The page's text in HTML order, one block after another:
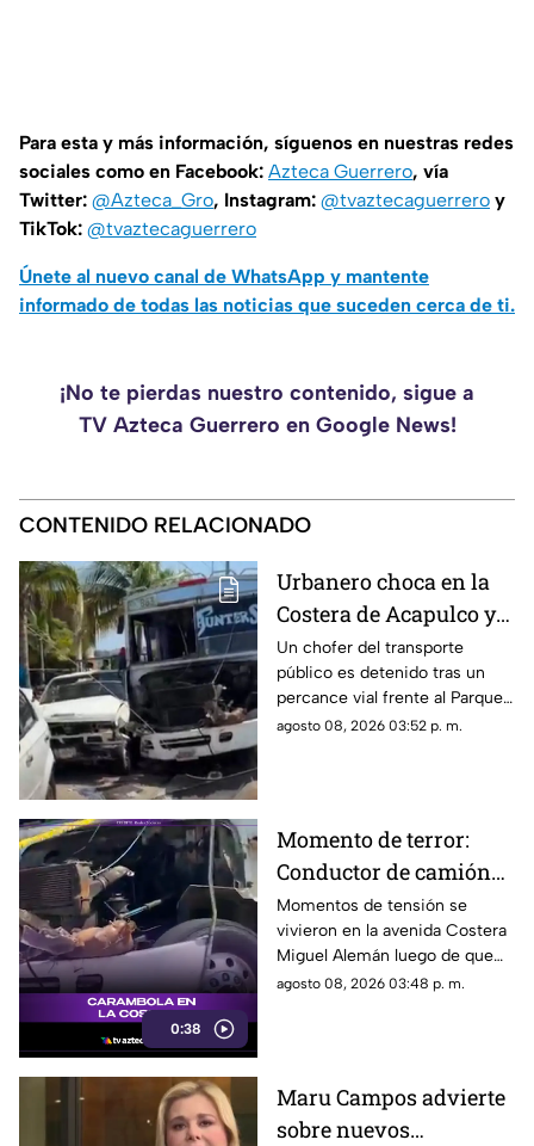
Para esta y más información, síguenos en nuestras redes
sociales como en Facebook: Azteca Guerrero, vía
Twitter: @Azteca_Gro, Instagram: @tvaztecaguerrero y
TikTok: @tvaztecaguerrero
Únete al nuevo canal de WhatsApp y mantente
informado de todas las noticias que suceden cerca de ti.
¡No te pierdas nuestro contenido, sigue a
TV Azteca Guerrero en Google News!
CONTENIDO RELACIONADO
Urbanero choca en la
Costera de Acapulco y
ocasiona severos
daños
Un chofer del transporte
público es detenido tras un
percance vial frente al Parque
de la Reina.
agosto 08, 2026 03:52 p. m.
0:38
Momento de terror:
Conductor de camión
urbano pierde el
control y choca contra
autos en plena Costera
Miguel Alemán
Momentos de tensión se
vivieron en la avenida Costera
Miguel Alemán luego de que
un camión urbano se estrellara
agosto 08, 2026 03:48 p. m.
Maru Campos advierte
sobre nuevos